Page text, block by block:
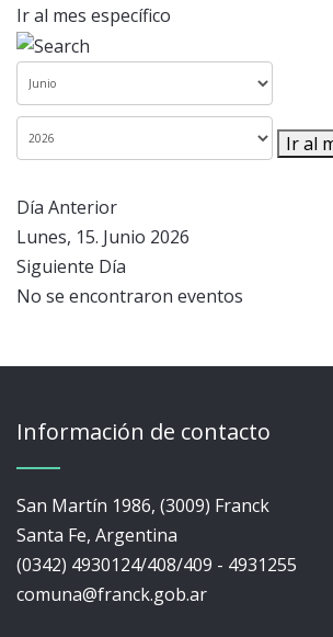
Ir al mes específico
Ir al
Día Anterior
Lunes, 15. Junio 2026
Siguiente Día
No se encontraron eventos
Información de contacto
San Martín 1986, (3009) Franck
Santa Fe, Argentina
(0342) 4930124/408/409 - 4931255
comuna@franck.gob.ar